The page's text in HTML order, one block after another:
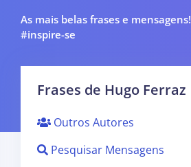
As mais belas frases e mensagens!
#inspire-se
Frases de Hugo Ferraz
Outros Autores
Pesquisar Mensagens